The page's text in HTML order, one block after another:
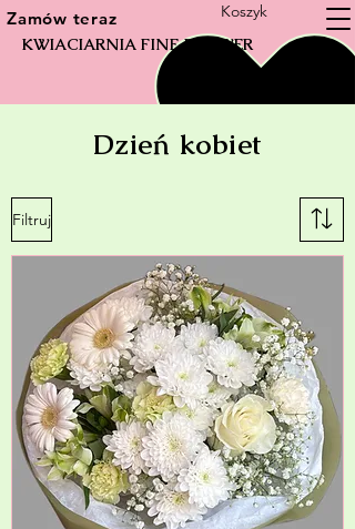
Koszyk
KWIACIARNIA FINE FLOWER
Zamów teraz
Dzień kobiet
Filtruj